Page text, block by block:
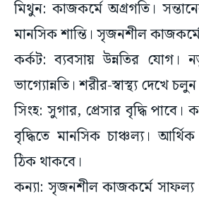
মিথুন: কাজকর্মে অগ্রগতি।
মানসিক শান্তি। সৃজনশীল
কর্কট: ব্যবসায় উন্নতির যোগ।
ভাগ্যোন্নতি। শরীর-স্বাস্থ্য দেখে
সিংহ: সুগার, প্রেসার বৃদ্ধি পাবে।
বৃদ্ধিতে মানসিক চাঞ্চল্য।
ঠিক থাকবে।
কন্যা: সৃজনশীল কাজকর্মে